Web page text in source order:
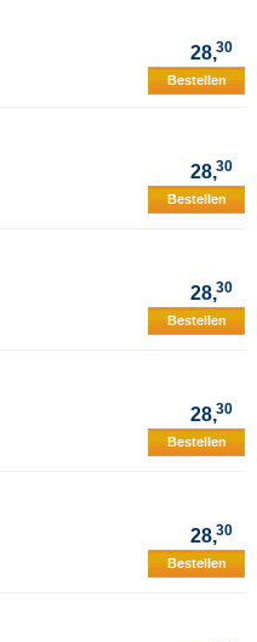
28,30
Bestellen
28,30
Bestellen
28,30
Bestellen
28,30
Bestellen
28,30
Bestellen